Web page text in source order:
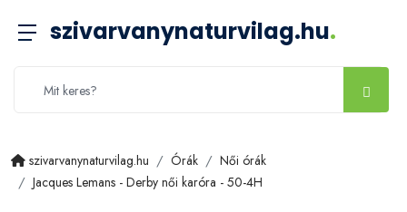
szivarvanynaturvilag.hu.
szivarvanynaturvilag.hu Órák
Női órák
Jacques Lemans - Derby női karóra - 50-4H